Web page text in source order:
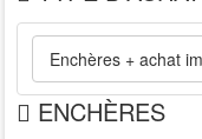
ENCHÈRES